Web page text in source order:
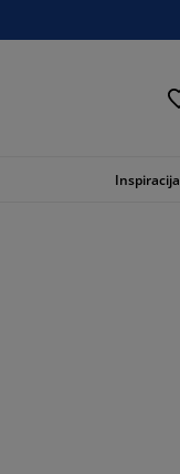
Inspiracija